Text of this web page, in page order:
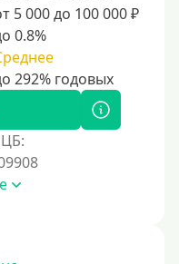
5 000 до 100 000 ₽
0.8%